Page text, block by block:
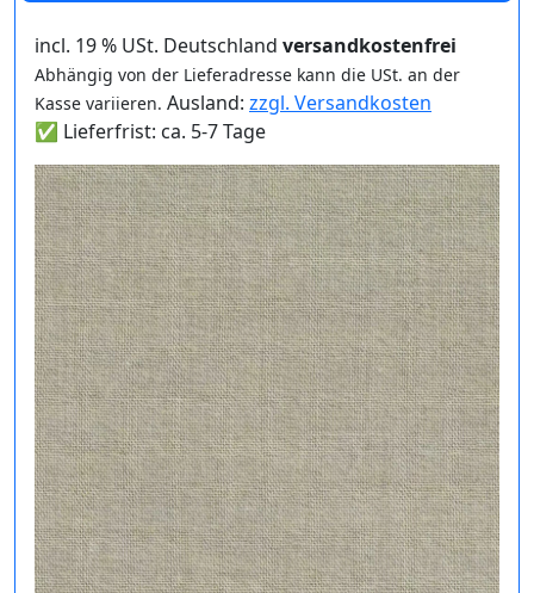
incl. 19 % USt. Deutschland versandkostenfrei
Abhängig von der Lieferadresse kann die USt. an der
Kasse variieren. Ausland: zzgl. Versandkosten
✅ Lieferfrist: ca. 5-7 Tage